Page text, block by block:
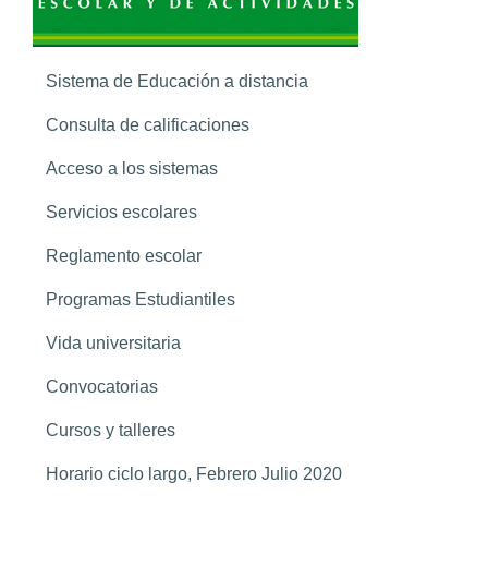
Sistema de Educación a distancia
Consulta de calificaciones
Acceso a los sistemas
Servicios escolares
Reglamento escolar
Programas Estudiantiles
Vida universitaria
Convocatorias
Cursos y talleres
Horario ciclo largo, Febrero Julio 2020